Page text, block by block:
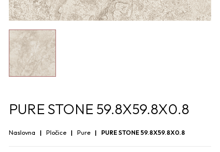
PURE STONE 59.8X59.8X0.8
Naslovna Pločice Pure PURE STONE 59.8X59.8X0.8